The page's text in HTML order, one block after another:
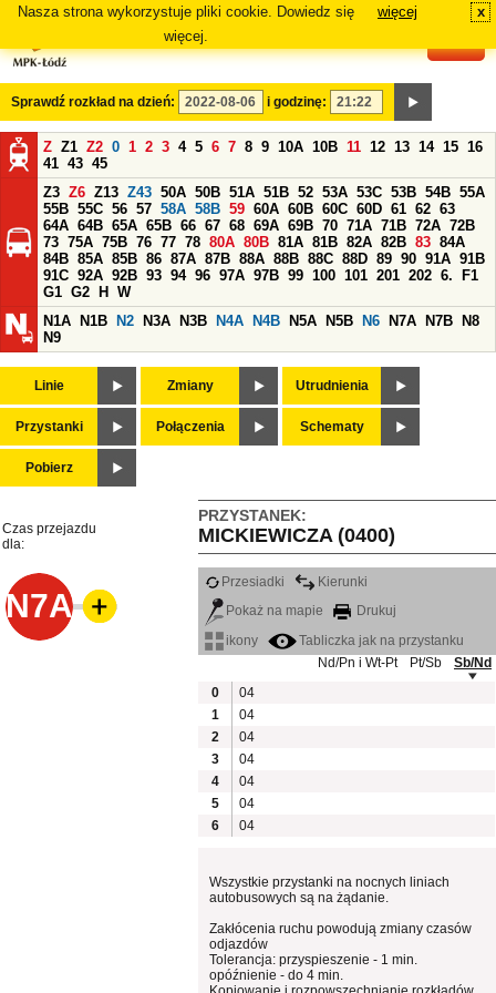
Nasza strona wykorzystuje pliki cookie. Dowiedz się
więcej.
więcej x
Sprawdź rozkład na dzień: i godzinę:
Z Z1 Z2 0 1 2 3 4 5 6 7 8 9 10A 10B 11 12 13 14 15 16
41 43 45
Z3 Z6 Z13 Z43 50A 50B 51A 51B 52 53A 53C 53B 54B 55A
55B 55C 56 57 58A 58B 59 60A 60B 60C 60D 61 62 63
64A 64B 65A 65B 66 67 68 69A 69B 70 71A 71B 72A 72B
73 75A 75B 76 77 78 80A 80B 81A 81B 82A 82B 83 84A
84B 85A 85B 86 87A 87B 88A 88B 88C 88D 89 90 91A 91B
91C 92A 92B 93 94 96 97A 97B 99 100 101 201 202 6.
F1
G1 G2 H
W
N1A
N1B N2 N3A N3B N4A N4B N5A N5B N6 N7A N7B
N8
N9
Linie Zmiany Utrudnienia
Przystanki Połączenia Schematy
Pobierz
PRZYSTANEK:
MICKIEWICZA (0400)
Czas przejazdu
dla:
N7A
Przesiadki
Kierunki
Pokaż na mapie
Drukuj
ikony
Tabliczka jak na przystanku
Nd/Pn i Wt-Pt
Pt/Sb
Sb/Nd
0
04
1
04
2
04
3
04
4
04
5
04
6
04
Wszystkie przystanki na nocnych liniach
autobusowych są na żądanie.
Zakłócenia ruchu powodują zmiany czasów
odjazdów
Tolerancja: przyspieszenie - 1 min.
opóźnienie - do 4 min.